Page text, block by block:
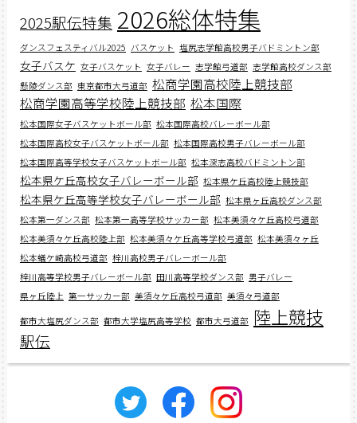
2025駅伝特集 2026総体特集
ダンスフェスティバル2025 バスケット 塩尻志学館高校男子バドミントン部
女子バスケ 女子バスケット 女子バレー 志学館弓道部 志学館高校ダンス部
懸陵ダンス部 東京都市大弓道部 松商学園高校陸上競技部
松商学園高等学校陸上競技部 松本国際
松本国際女子バスケットボール部 松本国際高校バレーボール部
松本国際高校女子バスケットボール部 松本国際高校男子バレーボール部
松本国際高等学校女子バスケットボール部 松本深志高校バドミントン部
松本県ケ丘高校女子バレーボール部 松本県ケ丘高校陸上競技部
松本県ケ丘高等学校女子バレーボール部 松本県ヶ丘高校ダンス部
松本第一ダンス部 松本第一高等学校サッカー部 松本美須々ケ丘高校弓道部
松本美須々ケ丘高校陸上部 松本美須々ケ丘高等学校弓道部 松本美須々ヶ丘
松本蟻ケ崎高校弓道部 梓川高校男子バレーボール部
梓川高等学校男子バレーボール部 田川高等学校ダンス部 男子バレー
県ヶ丘陸上 第一サッカー部 美須々ケ丘高校弓道部 美須々弓道部
都市大塩尻ダンス部 都市大学塩尻高等学校 都市大弓道部 陸上競技
駅伝